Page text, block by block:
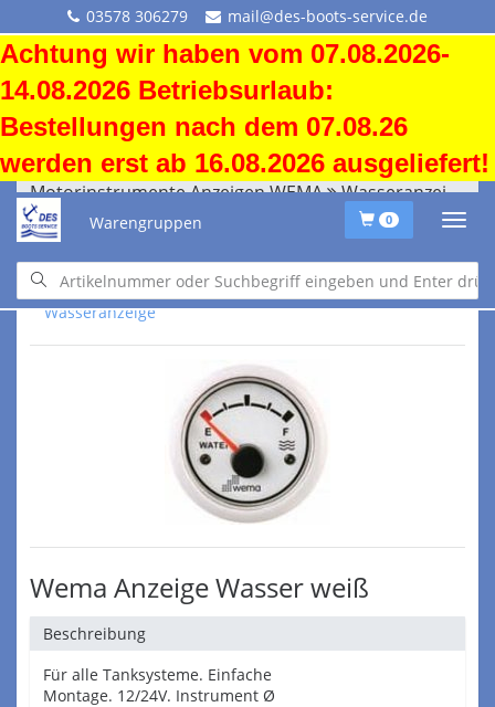
03578 306279 mail@des-boots-service.de
Achtung wir haben vom 07.08.2026-
14.08.2026 Betriebsurlaub:
Bestellungen nach dem 07.08.26
werden erst ab 16.08.2026 ausgeliefert!
Warengruppen 0
Motorinstrumente Anzeigen WEMA Wasseranzeige
Motorinstrumente Anzeigen WEMA
Wasseranzeige
Wema Anzeige Wasser weiß
Beschreibung
Für alle Tanksysteme. Einfache
Montage. 12/24V. Instrument Ø